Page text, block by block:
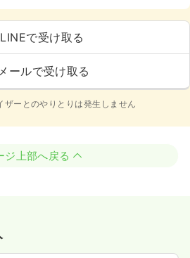
LINEで受け取る
メールで受け取る
ザーとのやりとりは発生しません
ジ上部へ戻る